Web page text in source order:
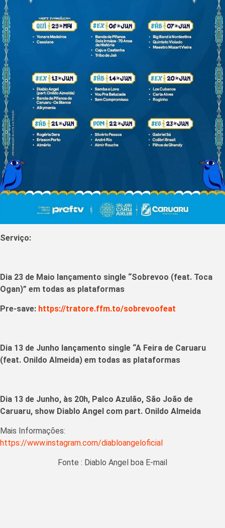
Serviço:
Dia 23 de Maio lançamento single “Sobrevoo (feat. Toca
Ogan)” em todas as plataformas
Pre-save: https://tratore.ffm.to/sobrevoofeat
Dia 13 de Junho lançamento single “A Feira de Caruaru
(feat. Onildo Almeida) em todas as plataformas
Dia 13 de Junho, às 20h, Palco Azulão, São João de
Caruaru, show Diablo Angel com part. Onildo Almeida
Mais Informações:
https://www.instagram.com/diabloangeloficial
Fonte : Diablo Angel boa E-mail